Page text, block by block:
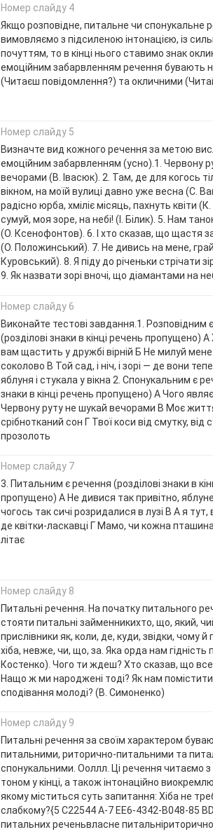
Номер слайду 4
Якщо розповідне, питальне чи спонукальне
вимовляємо з підсиленою інтонацією, із
почуттям, то в кінці нього ставимо знак
емоційним забарвленням речення бувають
(Читаєш повідомлення?) та окличними
Номер слайду 5
Визначте вид кожного речення за метою
емоційним забарвленням (усно).1. Червону
вечорами (В. Івасюк). 2. Там, де для когось
вікном, на моїй вулиці давно уже весна (С.
радісно юрба, хміліє місяць, пахнуть квіти
сумуй, моя зоре, на небі! (І. Білик). 5. Нам
(О. Ксенофонтов). 6. І хто сказав, що щастя
(О. Положинський). 7. Не дивись на мене,
Куровський). 8. Я піду до річеньки стрічати
9. Як назвати зорі вночі, що діамантами на
Номер слайду 6
Виконайте тестові завдання.1. Розповідним
(розділові знаки в кінці речень пропущено) А
вам щастить у дружбі вірній Б Не милуй
соколово В Той сад, і ніч, і зорі — де вони
яблуня і стукала у вікна 2. Спонукальним є
знаки в кінці речень пропущено) А Чого
Червону руту не шукай вечорами В Моє
срібнотканий сон Г Твої коси від смутку, від
прозолоть
Номер слайду 7
3. Питальним є речення (розділові знаки в
пропущено) А Не дивися так привітно,
чогось так сичі розридалися в лузі В А я тут,
де квітки-ласкавці Г Мамо, чи кожна
літає
Номер слайду 8
Питальні речення. На початку питального
стояти питальні займенникихто, що, який,
прислівники як, коли, де, куди, звідки, чому й
хіба, невже, чи, що, за. Яка орда нам гідність
Костенко). Чого ти ждеш? Хто сказав, що все
Нащо ж ми народжені тоді? Як нам
сподівання молоді? (В. Симоненко)
Номер слайду 9
Питальні речення за своїм характером
питальними, риторично-питальними та
спонукальними. Ооллл. Ці речення читаємо
тоном у кінці, а також інтонаційно
якому міститься суть запитання: Хіба не
слабкому?{5 C22544 A-7 EE6-4342-B048-85
питальних реченьвласне